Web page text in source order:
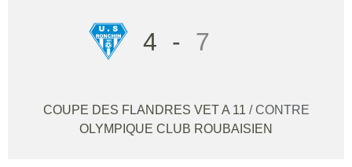
4 - 7
COUPE DES FLANDRES VET A 11 / CONTRE
OLYMPIQUE CLUB ROUBAISIEN